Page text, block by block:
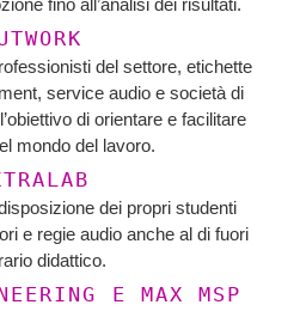
fino all’analisi dei risultati.
del settore, etichette
service audio e società di
di orientare e facilitare
mondo del lavoro.
dei propri studenti
e regie audio anche al di fuori
didattico.
E MAX MSP